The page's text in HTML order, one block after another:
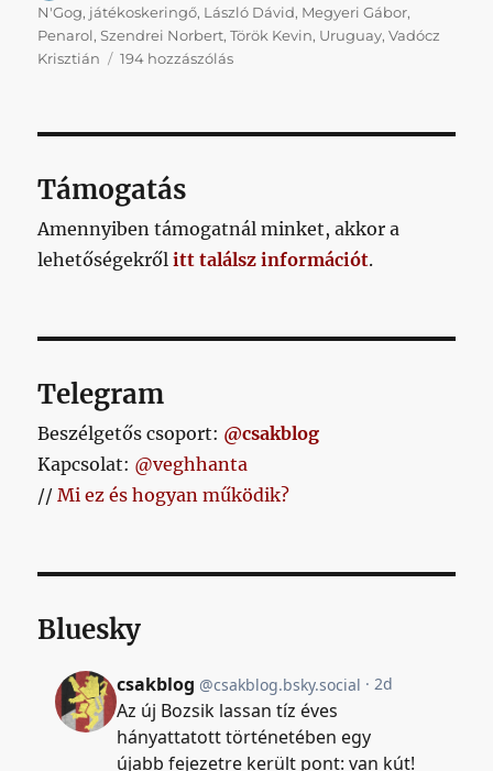
N'Gog, játékoskeringő, László Dávid, Megyeri Gábor,
Penarol,Szendrei Norbert,Török Kevin, Uruguay,Vadócz
Krisztián
194 hozzászólásNapikispest
Támogatás
Amennyiben támogatnál minket, akkor a
lehetőségekrőlitt találsz információt.
Telegram
Beszélgetős csoport: @csakblog
Kapcsolat: @veghhanta
//Mi ez és hogyan működik?
Bluesky